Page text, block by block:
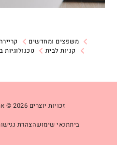
משפצים ומחדשים
קניות לבית
טכנולוגיות
זכויות יוצרים 2026 © אתר antonina.co.il
ביתתנאי שימושהצהרת